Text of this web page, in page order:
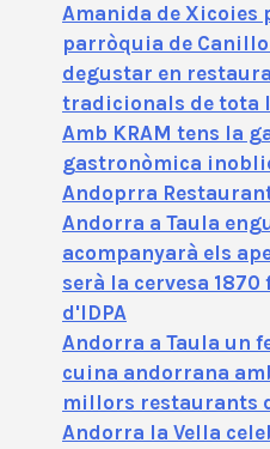
Amanida de Xicoies
parròquia de
degustar en
tradicionals de tota
Amb KRAM tens la
gastronòmica
Andoprra
Andorra a Taula
acompanyarà els
serà la cervesa
d'IDPA
Andorra a Taula un
cuina andorrana
millors restaurants
Andorra la Vella